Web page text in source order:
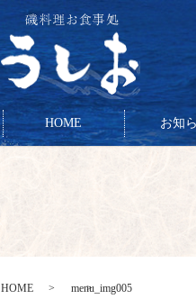
HOME お知
HOME menu_img005